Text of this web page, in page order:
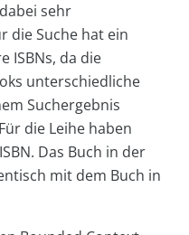
sehr
die Suche hat ein
ISBNs, da die
unterschiedliche
Suchergebnis
die Leihe haben
Das Buch in der
mit dem Buch in